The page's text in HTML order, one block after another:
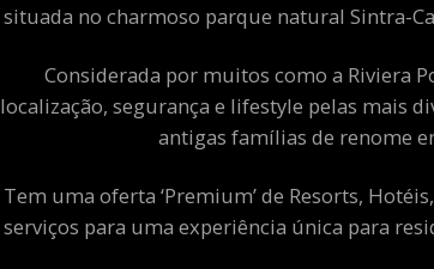
situada no charmoso parque natural Sintra-
Considerada por muitos como a Riviera
localização, segurança e lifestyle pelas mais
antigas famílias de renome
Tem uma oferta ‘Premium’ de Resorts,
serviços para uma experiência única para